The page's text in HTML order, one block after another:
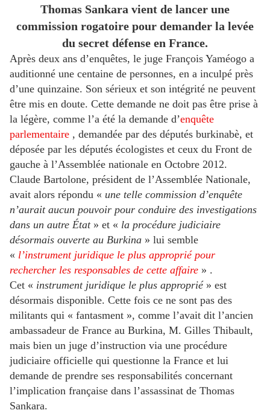
Thomas Sankara vient de lancer une
commission rogatoire pour demander la levée
du secret défense en France.
Après deux ans d’enquêtes, le juge François Yaméogo a
auditionné une centaine de personnes, en a inculpé près
d’une quinzaine. Son sérieux et son intégrité ne peuvent
être mis en doute. Cette demande ne doit pas être prise à
la légère, comme l’a été la demande d’enquête
parlementaire , demandée par des députés burkinabè, et
déposée par les députés écologistes et ceux du Front de
gauche à l’Assemblée nationale en Octobre 2012.
Claude Bartolone, président de l’Assemblée Nationale,
avait alors répondu « une telle commission d’enquête
n’aurait aucun pouvoir pour conduire des investigations
dans un autre État » et « la procédure judiciaire
désormais ouverte au Burkina » lui semble
« l’instrument juridique le plus approprié pour
rechercher les responsables de cette affaire » .
Cet « instrument juridique le plus approprié » est
désormais disponible. Cette fois ce ne sont pas des
militants qui « fantasment », comme l’avait dit l’ancien
ambassadeur de France au Burkina, M. Gilles Thibault,
mais bien un juge d’instruction via une procédure
judiciaire officielle qui questionne la France et lui
demande de prendre ses responsabilités concernant
l’implication française dans l’assassinat de Thomas
Sankara.